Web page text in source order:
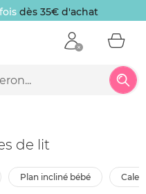
commande
de lit
plan incliné bébé cale